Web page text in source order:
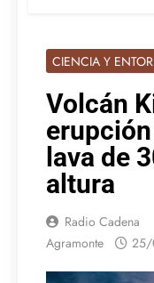
CIENCIA Y
Volcán
lava de
altura
Radio Cadena
Agramonte